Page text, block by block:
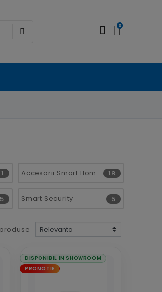
0
1 Accesorii Smart Home 18
5 Smart Security 5
DISPONIBIL IN SHOWROOM
PROMOTIE